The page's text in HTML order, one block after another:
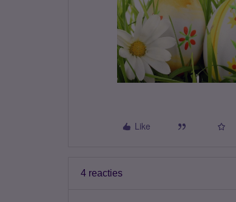
Like
4 reacties